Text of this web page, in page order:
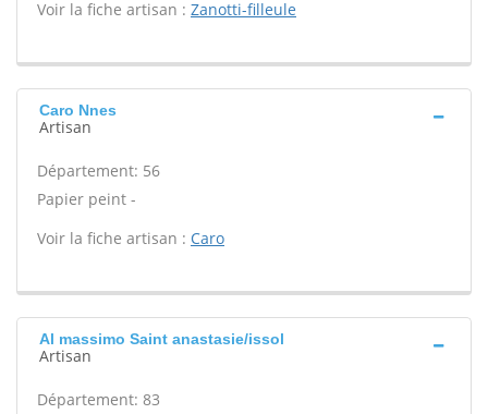
Voir la fiche artisan : Zanotti-filleule
Caro Nnes
Artisan
Département: 56
Papier peint -
Voir la fiche artisan : Caro
Al massimo Saint anastasie/issol
Artisan
Département: 83